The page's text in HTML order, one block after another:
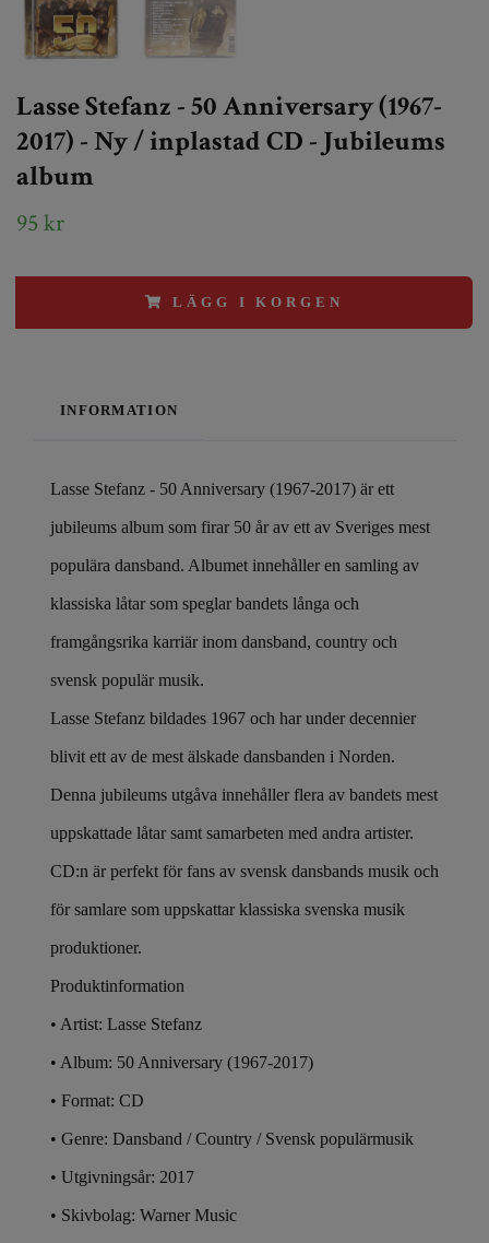
Lasse Stefanz - 50 Anniversary (1967-
2017) - Ny / inplastad CD - Jubileums
album
95 kr
LÄGG I KORGEN
INFORMATION
Lasse Stefanz - 50 Anniversary (1967-2017) är ett
jubileums album som firar 50 år av ett av Sveriges mest
populära dansband. Albumet innehåller en samling av
klassiska låtar som speglar bandets långa och
framgångsrika karriär inom dansband, country och
svensk populär musik.
Lasse Stefanz bildades 1967 och har under decennier
blivit ett av de mest älskade dansbanden i Norden.
Denna jubileums utgåva innehåller flera av bandets mest
uppskattade låtar samt samarbeten med andra artister.
CD:n är perfekt för fans av svensk dansbands musik och
för samlare som uppskattar klassiska svenska musik
produktioner.
Produktinformation
• Artist: Lasse Stefanz
• Album: 50 Anniversary (1967-2017)
• Format: CD
• Genre: Dansband / Country / Svensk populärmusik
• Utgivningsår: 2017
• Skivbolag: Warner Music